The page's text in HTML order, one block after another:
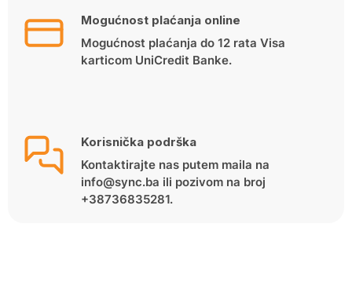
Mogućnost plaćanja online
Mogućnost plaćanja do 12 rata Visa
karticom UniCredit Banke.
Korisnička podrška
Kontaktirajte nas putem maila na
info@sync.ba ili pozivom na broj
+38736835281.